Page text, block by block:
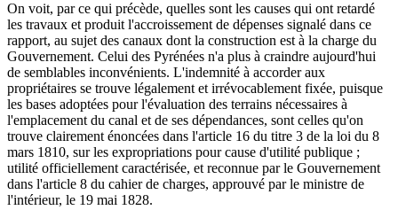
On voit, par ce qui précède, quelles sont les causes qui ont retardé
les travaux et produit l'accroissement de dépenses signalé dans ce
rapport, au sujet des canaux dont la construction est à la charge du
Gouvernement. Celui des Pyrénées n'a plus à craindre aujourd'hui
de semblables inconvénients. L'indemnité à accorder aux
propriétaires se trouve légalement et irrévocablement fixée, puisque
les bases adoptées pour l'évaluation des terrains nécessaires à
l'emplacement du canal et de ses dépendances, sont celles qu'on
trouve clairement énoncées dans l'article 16 du titre 3 de la loi du 8
mars 1810, sur les expropriations pour cause d'utilité publique ;
utilité officiellement caractérisée, et reconnue par le Gouvernement
dans l'article 8 du cahier de charges, approuvé par le ministre de
l'intérieur, le 19 mai 1828.